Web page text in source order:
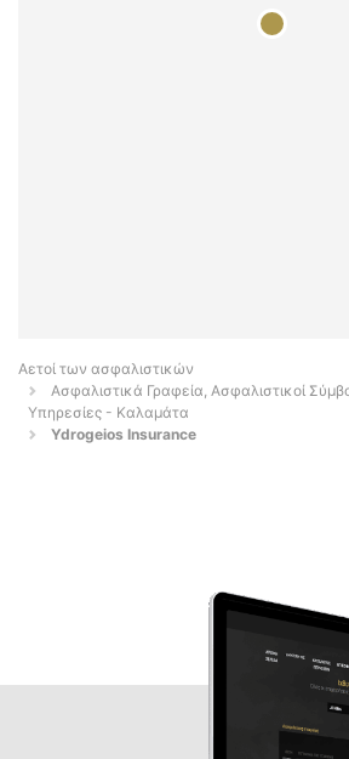
Αετοί των ασφαλιστικών
Ασφαλιστικά Γραφεία, Ασφαλιστικοί
Υπηρεσίες - Καλαμάτα
Ydrogeios Insurance